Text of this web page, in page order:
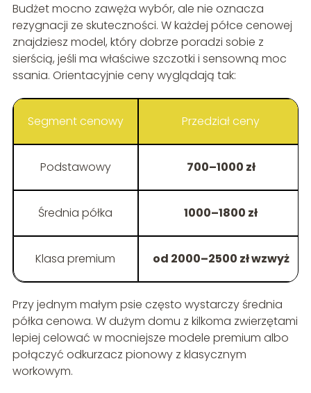
Budżet mocno zawęża wybór, ale nie oznacza
rezygnacji ze skuteczności. W każdej półce cenowej
znajdziesz model, który dobrze poradzi sobie z
sierścią, jeśli ma właściwe szczotki i sensowną moc
ssania. Orientacyjnie ceny wyglądają tak:
Segment cenowy Przedział ceny
Podstawowy 700–1000 zł
Średnia półka 1000–1800 zł
Klasa premium od 2000–2500 zł wzwyż
Przy jednym małym psie często wystarczy średnia
półka cenowa. W dużym domu z kilkoma zwierzętami
lepiej celować w mocniejsze modele premium albo
połączyć odkurzacz pionowy z klasycznym
workowym.